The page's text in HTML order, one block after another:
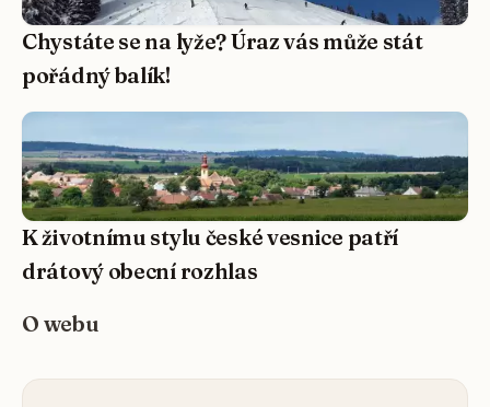
Chystáte se na lyže? Úraz vás může stát
pořádný balík!
K životnímu stylu české vesnice patří
drátový obecní rozhlas
O webu